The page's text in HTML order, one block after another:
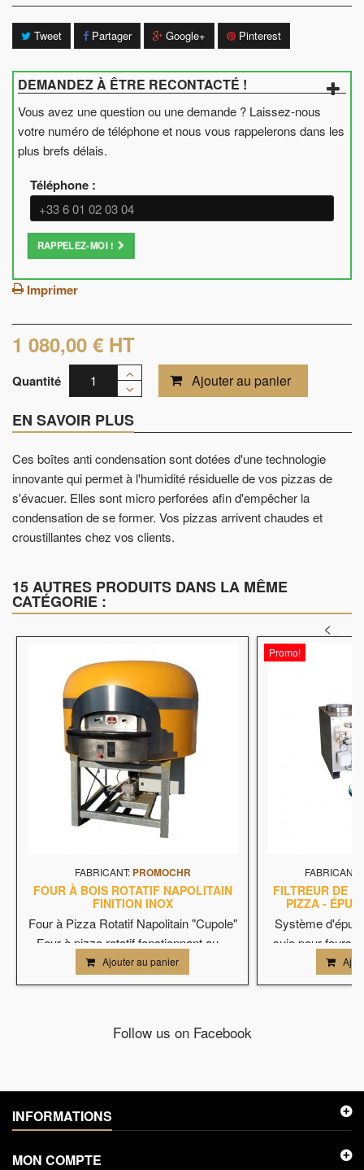
Tweet Partager Google+ Pinterest
DEMANDEZ À ÊTRE RECONTACTÉ !
Vous avez une question ou une demande ? Laissez-nous
votre numéro de téléphone et nous vous rappelerons dans les
plus brefs délais.
Téléphone :
RAPPELEZ-MOI !
Imprimer
1 080,00 € HT
Quantité Ajouter au panier
EN SAVOIR PLUS
Ces boîtes anti condensation sont dotées d'une technologie
innovante qui permet à l'humidité résiduelle de vos pizzas de
s'évacuer. Elles sont micro perforées afin d'empêcher la
condensation de se former. Vos pizzas arrivent chaudes et
croustillantes chez vos clients.
15 AUTRES PRODUITS DANS LA MÊME
CATÉGORIE :
<
FABRICANT: PROMOCHR
FOUR À BOIS ROTATIF NAPOLITAIN
FINITION INOX
Four à Pizza Rotatif Napolitain "Cupole"
Four à pizza rotatif fonctionnant au...
Ajouter au panier
Promo!
FABRICANT:
FILTREUR DE
PIZZA -
Système
suie pour fours
Follow us on Facebook
INFORMATIONS
MON COMPTE